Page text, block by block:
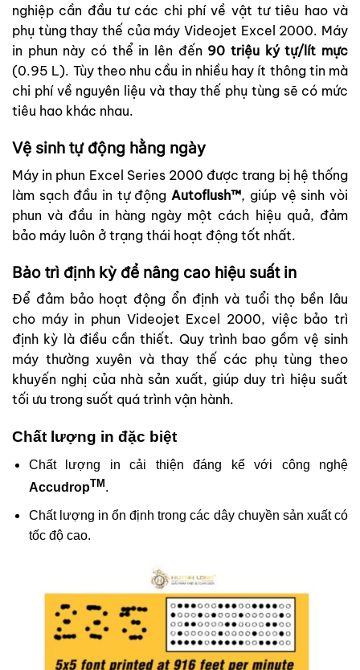
nghiệp cần đầu tư các chi phí về vật tư tiêu hao và
phụ tùng thay thế của máy Videojet Excel 2000. Máy
in phun này có thể in lên đến 90 triệu ký tự/lít mực
(0.95 L). Tùy theo nhu cầu in nhiều hay ít thông tin mà
chi phí về nguyên liệu và thay thế phụ tùng sẽ có mức
tiêu hao khác nhau.
Vệ sinh tự động hằng ngày
Máy in phun Excel Series 2000 được trang bị hệ thống
làm sạch đầu in tự động Autoflush™, giúp vệ sinh vòi
phun và đầu in hàng ngày một cách hiệu quả, đảm
bảo máy luôn ở trạng thái hoạt động tốt nhất.
Bảo trì định kỳ để nâng cao hiệu suất in
Để đảm bảo hoạt động ổn định và tuổi thọ bền lâu
cho máy in phun Videojet Excel 2000, việc bảo trì
định kỳ là điều cần thiết. Quy trình bao gồm vệ sinh
máy thường xuyên và thay thế các phụ tùng theo
khuyến nghị của nhà sản xuất, giúp duy trì hiệu suất
tối ưu trong suốt quá trình vận hành.
Chất lượng in đặc biệt
Chất lượng in cải thiện đáng kể với công nghệ
AccudropTM.
Chất lượng in ổn định trong các dây chuyền sản xuất có
tốc độ cao.